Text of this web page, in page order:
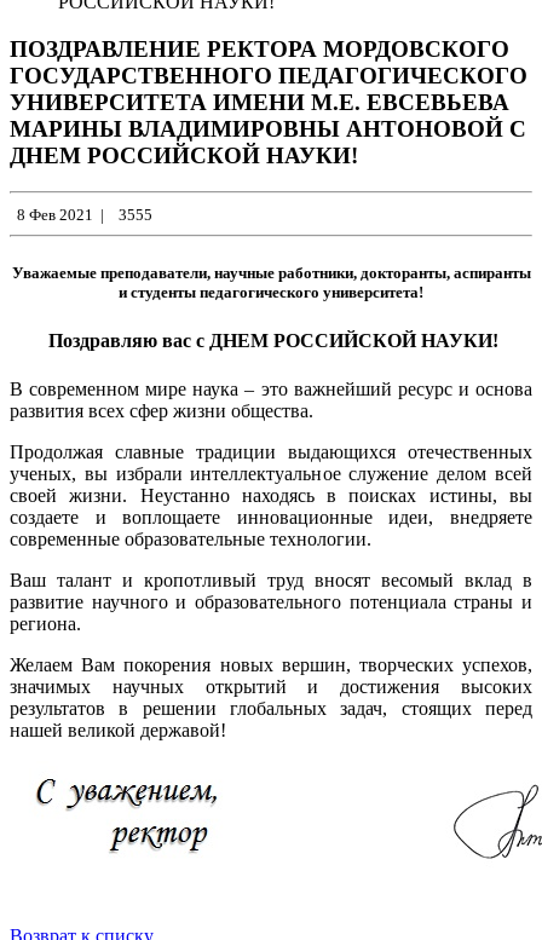
ПОЗДРАВЛЕНИЕ РЕКТОРА МОРДОВСКОГО
ГОСУДАРСТВЕННОГО ПЕДАГОГИЧЕСКОГО
УНИВЕРСИТЕТА ИМЕНИ М.Е. ЕВСЕВЬЕВА
МАРИНЫ ВЛАДИМИРОВНЫ АНТОНОВОЙ С
ДНЕМ РОССИЙСКОЙ НАУКИ!
8 Фев 2021 | 3555
Уважаемые преподаватели, научные работники, докторанты, аспиранты
и студенты педагогического университета!
Поздравляю вас с ДНЕМ РОССИЙСКОЙ НАУКИ!
В современном мире наука – это важнейший ресурс и основа
развития всех сфер жизни общества.
Продолжая славные традиции выдающихся отечественных
ученых, вы избрали интеллектуальное служение делом всей
своей жизни. Неустанно находясь в поисках истины, вы
создаете и воплощаете инновационные идеи, внедряете
современные образовательные технологии.
Ваш талант и кропотливый труд вносят весомый вклад в
развитие научного и образовательного потенциала страны и
региона.
Желаем Вам покорения новых вершин, творческих успехов,
значимых научных открытий и достижения высоких
результатов в решении глобальных задач, стоящих перед
нашей великой державой!
Возврат к списку